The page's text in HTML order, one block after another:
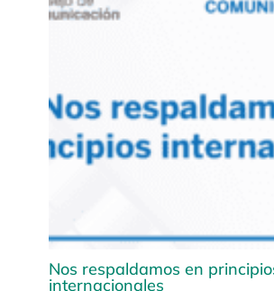
Nos respaldamos en
internacionales